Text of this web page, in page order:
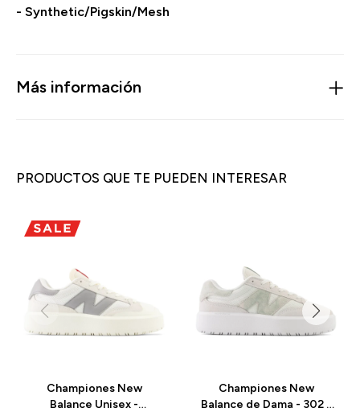
- Synthetic/Pigskin/Mesh
Más información
PRODUCTOS QUE TE PUEDEN INTERESAR
Championes New
Balance Unisex -
Championes New
Balance de Dama - 302 -